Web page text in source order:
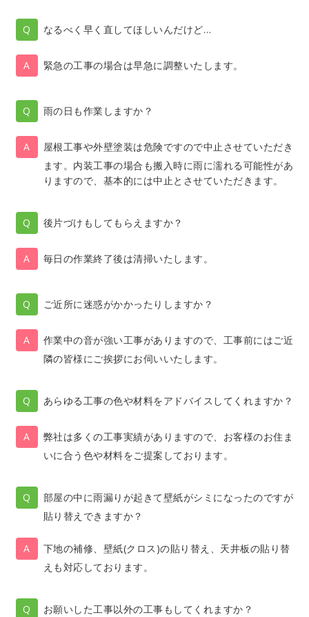
なるべく早く直してほしいんだけど…
緊急の工事の場合は早急に調整いたします。
雨の日も作業しますか？
屋根工事や外壁塗装は危険ですので中止させていただき
ます。内装工事の場合も搬入時に雨に濡れる可能性があ
りますので、基本的には中止とさせていただきます。
後片づけもしてもらえますか？
毎日の作業終了後は清掃いたします。
ご近所に迷惑がかかったりしますか？
作業中の音が強い工事がありますので、工事前にはご近
隣の皆様にご挨拶にお伺いいたします。
あらゆる工事の色や材料をアドバイスしてくれますか？
弊社は多くの工事実績がありますので、お客様のお住ま
いに合う色や材料をご提案しております。
部屋の中に雨漏りが起きて壁紙がシミになったのですが
貼り替えできますか？
下地の補修、壁紙(クロス)の貼り替え、天井板の貼り替
えも対応しております。
お願いした工事以外の工事もしてくれますか？